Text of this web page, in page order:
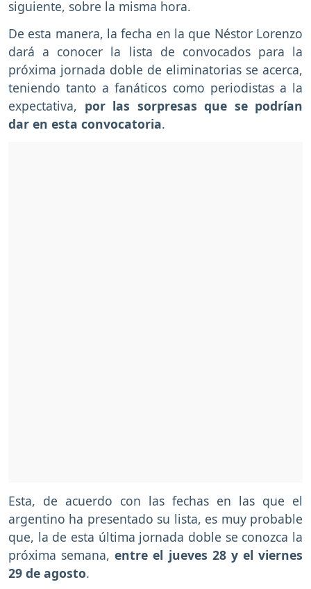
siguiente, sobre la misma hora.
De esta manera, la fecha en la que Néstor Lorenzo
dará a conocer la lista de convocados para la
próxima jornada doble de eliminatorias se acerca,
teniendo tanto a fanáticos como periodistas a la
expectativa, por las sorpresas que se podrían
dar en esta convocatoria.
Esta, de acuerdo con las fechas en las que el
argentino ha presentado su lista, es muy probable
que, la de esta última jornada doble se conozca la
próxima semana,entre el jueves 28 y el viernes
29 de agosto.